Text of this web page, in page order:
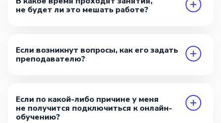
не будет ли это мешать работе?
Если возникнут вопросы, как его задать
преподавателю?
Если по какой-либо причине у меня
не получится подключиться к онлайн-
обучению?